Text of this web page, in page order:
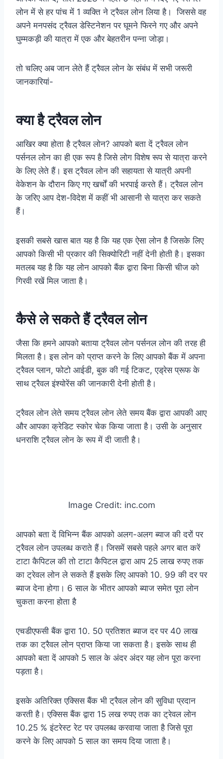
लोन में से हर पांच में 1 व्यक्ति ने ट्रैवल लोन लिया है। जिससे वह
अपने मनपसंद ट्रैवल डेस्टिनेशन पर घूमने फिरने गए और अपने
घुम्मकड़ी की यात्रा में एक और बेहतरीन पन्ना जोड़ा।
तो चलिए अब जान लेते हैं ट्रैवल लोन के संबंध में सभी जरूरी
जानकारियां-
क्या है ट्रैवल लोन
आखिर क्या होता है ट्रैवल लोन? आपको बता दें ट्रैवल लोन
पर्सनल लोन का ही एक रूप है जिसे लोग विशेष रूप से यात्रा करने
के लिए लेते हैं। इस ट्रैवल लोन की सहायता से यात्री अपनी
वेकेशन के दौरान किए गए खर्चों की भरपाई करते हैं। ट्रैवल लोन
के जरिए आप देश-विदेश में कहीं भी आसानी से यात्रा कर सकते
हैं।
इसकी सबसे खास बात यह है कि यह एक ऐसा लोन है जिसके लिए
आपको किसी भी प्रकार की सिक्योरिटी नहीं देनी होती है। इसका
मतलब यह है कि यह लोन आपको बैंक द्वारा बिना किसी चीज को
गिरवी रखें मिल जाता है।
कैसे ले सकते हैं ट्रैवल लोन
जैसा कि हमने आपको बताया ट्रैवल लोन पर्सनल लोन की तरह ही
मिलता है। इस लोन को प्राप्त करने के लिए आपको बैंक में अपना
ट्रैवल प्लान, फोटो आईडी, बुक की गई टिकट, एड्रेस प्रूफ के
साथ ट्रैवल इंश्योरेंस की जानकारी देनी होती है।
ट्रैवल लोन लेते समय ट्रैवल लोन लेते समय बैंक द्वारा आपकी आए
और आपका क्रेडिट स्कोर चेक किया जाता है। उसी के अनुसार
धनराशि ट्रैवल लोन के रूप में दी जाती है।
Image Credit: inc.com
आपको बता दें विभिन्न बैंक आपको अलग-अलग ब्याज की दरों पर
ट्रैवल लोन उपलब्ध कराते हैं। जिसमें सबसे पहले अगर बात करें
टाटा कैपिटल की तो टाटा कैपिटल द्वारा आप 25 लाख रुपए तक
का ट्रेवल लोन ले सकते हैं इसके लिए आपको 10. 99 की दर पर
ब्याज देना होगा। 6 साल के भीतर आपको ब्याज समेत पूरा लोन
चुकता करना होता है
एचडीएफसी बैंक द्वारा 10. 50 प्रतिशत ब्याज दर पर 40 लाख
तक का ट्रैवल लोन प्राप्त किया जा सकता है। इसके साथ ही
आपको बता दें आपको 5 साल के अंदर अंदर यह लोन पूरा करना
पड़ता है।
इसके अतिरिक्त एक्सिस बैंक भी ट्रैवल लोन की सुविधा प्रदान
करती है। एक्सिस बैंक द्वारा 15 लख रुपए तक का ट्रेवल लोन
10.25 % इंटरेस्ट रेट पर उपलब्ध करवाया जाता है जिसे पूरा
करने के लिए आपको 5 साल का समय दिया जाता है।